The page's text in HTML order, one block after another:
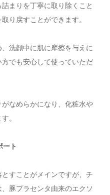
まりを丁寧に取り除くこと
り戻すことができます。
洗顔中に肌に摩擦を与えに
でも安心して使っていただ
なめらかになり、化粧水や
。
ート
すことがメインですが、チ
豚プラセンタ由来のエクソ